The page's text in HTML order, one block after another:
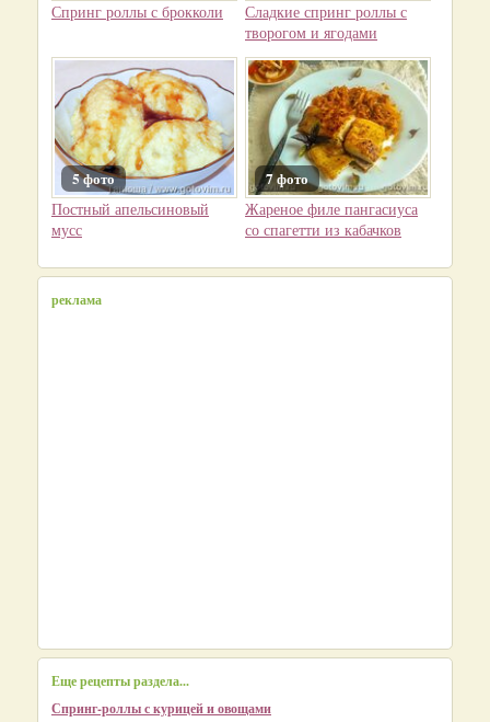
Спринг роллы с брокколи
Сладкие спринг роллы с
творогом и ягодами
5 фото
Постный апельсиновый
мусс
7 фото
Жареное филе пангасиуса
со спагетти из кабачков
реклама
Еще рецепты раздела...
Спринг-роллы с курицей и овощами